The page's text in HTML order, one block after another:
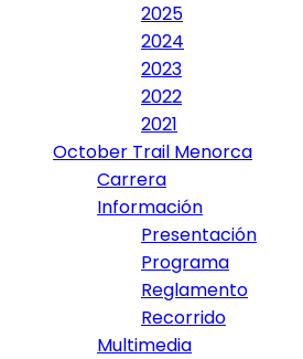
2025
2024
2023
2022
2021
October Trail Menorca
Carrera
Información
Presentación
Programa
Reglamento
Recorrido
Multimedia